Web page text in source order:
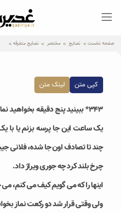
qadiriye.ir
نشریه ی غدیریه-
صفحه نخست نصایح مختصر نصایح متفرقه
کپی متن لینک متن
۳۴۳* ببینید پنج دقیقه
یک ساعت این جا پرسه بزنم یا با
چند تا تصادف اون جا شده، فلانی
چرخ بلند کرد چه جوری ویراژ داد.
اینها را که می گویم کیف می کنم،
ولی وقتی قرار شد دو رکعت نماز